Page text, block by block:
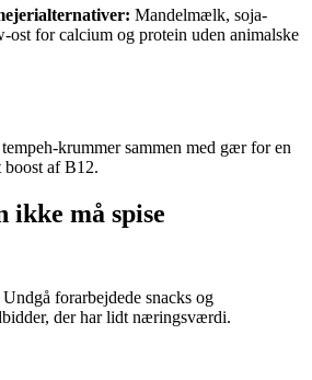
Mandelmælk, soja-
ost for calcium og protein uden animalske
krummer sammen med gær for en
boost af B12.
ikke må spise
Undgå forarbejdede snacks og
der har lidt næringsværdi.